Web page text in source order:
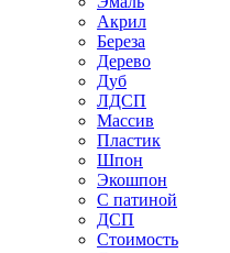
Акрил
Береза
Дерево
Дуб
ЛДСП
Массив
Пластик
Шпон
Экошпон
С патиной
ДСП
Стоимость